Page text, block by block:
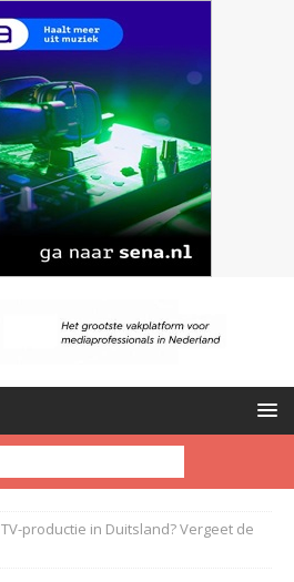
TV-productie in Duitsland? Vergeet de